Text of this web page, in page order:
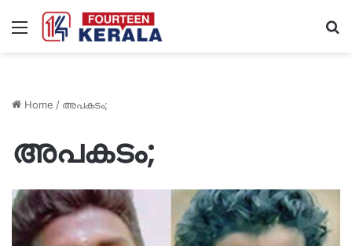
Menu
Home / അപകടം;
അപകടം;